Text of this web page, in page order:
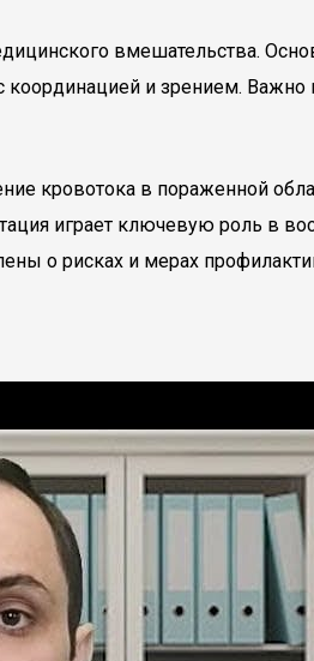
вмешательства.
и зрением. Важно
кровотока в пораженной
играет ключевую роль в
о рисках и мерах